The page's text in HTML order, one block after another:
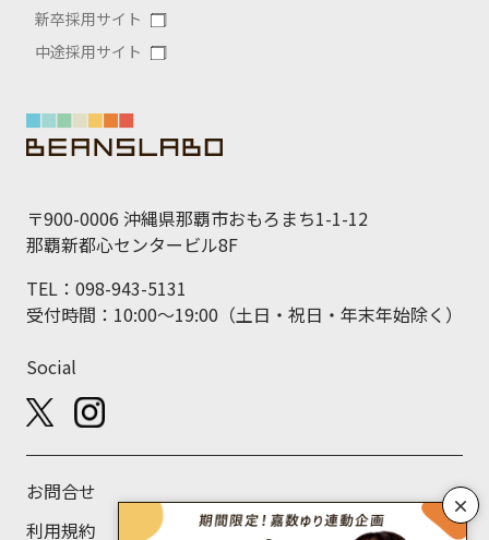
×
新卒採用サイト
中途採用サイト
〒900-0006 沖縄県那覇市おもろまち1-1-12
那覇新都心センタービル8F
TEL：098-943-5131
受付時間：10:00～19:00（土日・祝日・年末年始除く）
Social
お問合せ
利用規約